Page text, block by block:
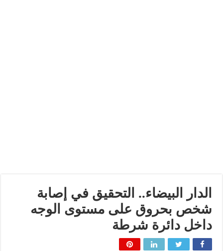
الدار البيضاء.. التحقيق في إصابة
شخص بحروق على مستوى الوجه
داخل دائرة شرطة